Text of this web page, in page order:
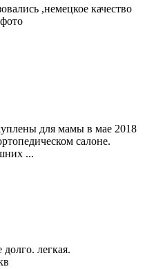
,немецкое качество
для мамы в мае 2018
салоне.
...
легкая.